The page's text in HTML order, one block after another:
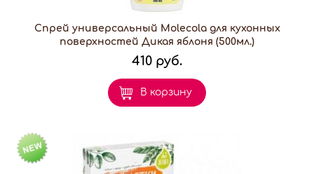
Спрей универсальный Molecola для кухонных
поверхностей Дикая яблоня (500мл.)
410 руб.
В корзину